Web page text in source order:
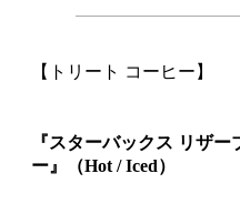
【トリート コーヒー】
『スターバックス リザー
ー』（Hot / Iced）